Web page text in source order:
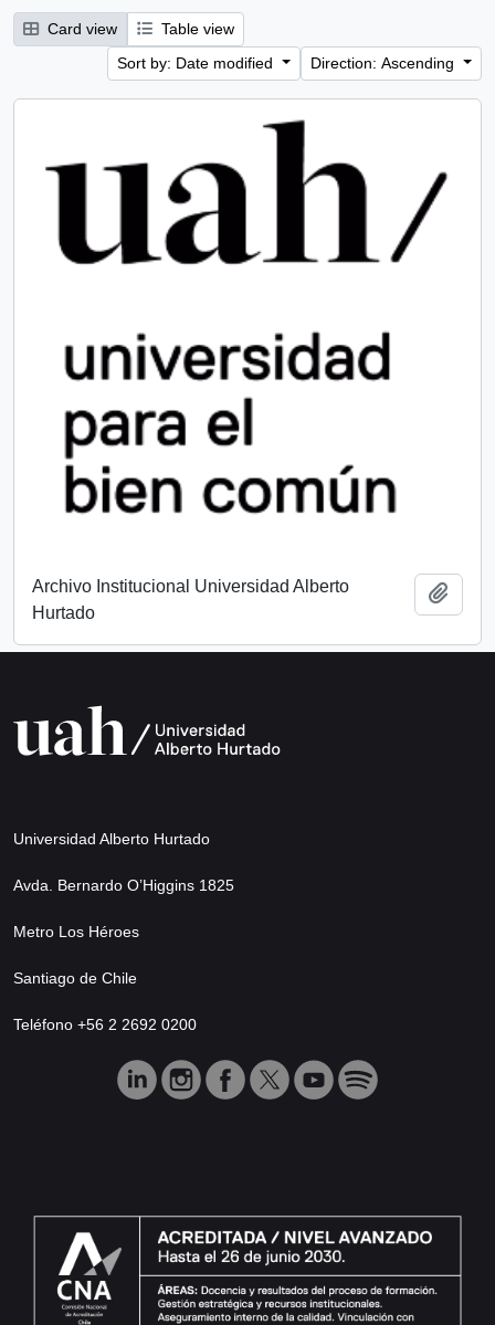
Card view
Table view
Sort by: Date modified
Direction: Ascending
Archivo Institucional Universidad Alberto
Hurtado
Universidad Alberto Hurtado
Avda. Bernardo O’Higgins 1825
Metro Los Héroes
Santiago de Chile
Teléfono +56 2 2692 0200